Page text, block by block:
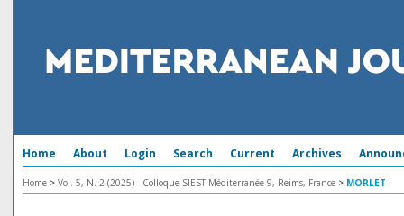
Home About Login Search Current Archives
Home > Vol. 5, N. 2 (2025) - Colloque SIEST Méditerranée 9, Reims, France > MORLET